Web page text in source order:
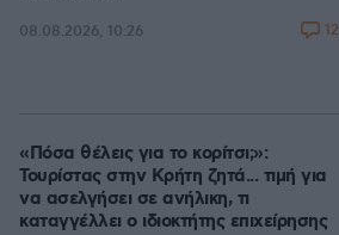
08.08.2026, 10:26 12
«Πόσα θέλεις για το κορίτσι;»:
Τουρίστας στην Κρήτη ζητά... τιμή για
να ασελγήσει σε ανήλικη, τι
καταγγέλλει ο ιδιοκτήτης επιχείρησης